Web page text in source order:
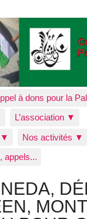
à dons pour la
L’association ▼
▼
Nos activités ▼
appels...